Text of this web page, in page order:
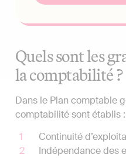
Quels sont les
la comptabilité ?
Dans le Plan comptable
comptabilité sont établis :
Continuité
Indépendance des